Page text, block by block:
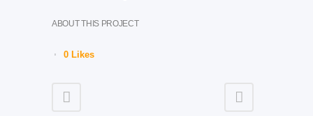
ABOUT THIS PROJECT
0 Likes